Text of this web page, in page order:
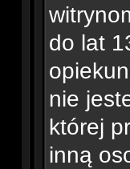
do lat
nie
której
inną